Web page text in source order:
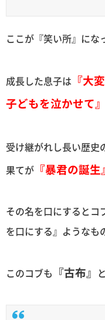
ここが『笑い所』にな
成長した息子は 『大
子どもを泣かせて』
受け継がれし長い歴史
果てが 『暴君の誕生』
その名を口にするとコ
を口にする』ようなも
このコブも 『古布』